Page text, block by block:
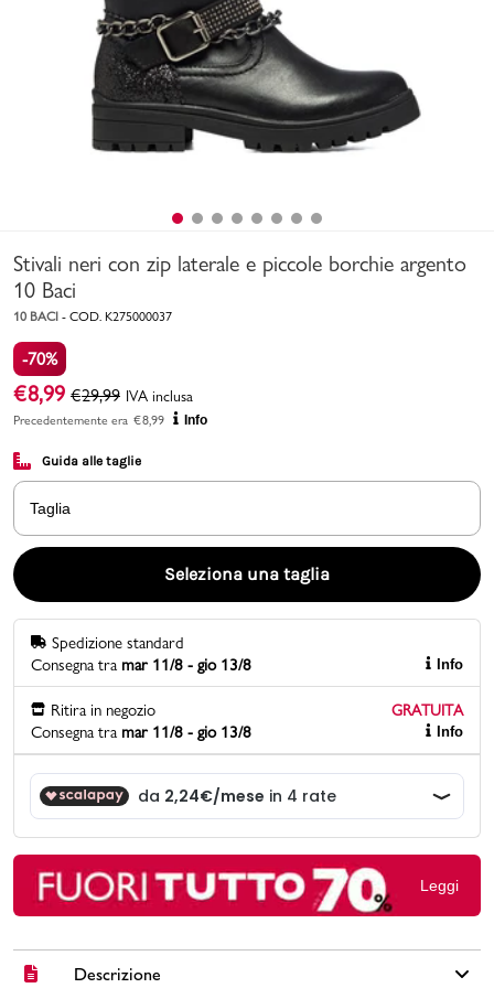
Bambino
Marchi
Promo & News
contatti
Gift card
Stivali neri con zip laterale e piccole borchie argento
10 Baci
10 BACI - COD. K275000037
-70%
€8,99 €29,99 IVA inclusa
Precedentemente era €8,99 Info
Guida alle taglie
Taglia
Seleziona una taglia
Spedizione standard
Consegna tra mar 11/8 - gio 13/8 Info
Ritira in negozio
GRATUITA
Consegna tra mar 11/8 - gio 13/8 Info
Leggi
Descrizione